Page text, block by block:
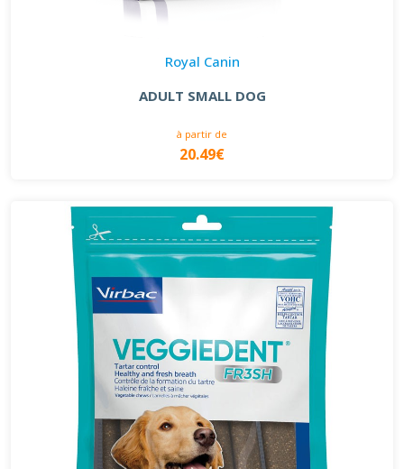
Royal Canin
ADULT SMALL DOG
à partir de
20.49€